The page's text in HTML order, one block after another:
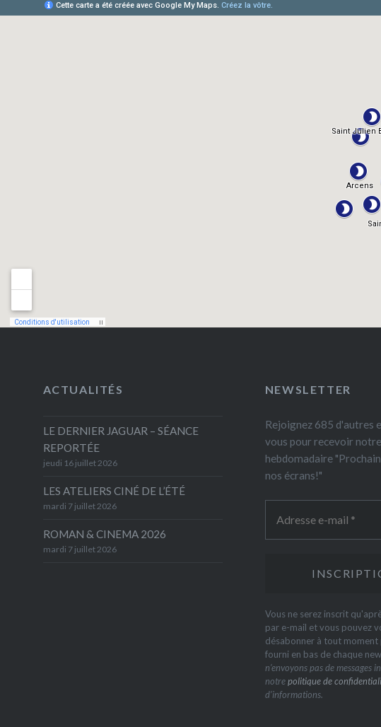
ACTUALITÉS
LE DERNIER JAGUAR – SÉANCE
REPORTÉE
jeudi 16 juillet 2026
LES ATELIERS CINÉ DE L’ÉTÉ
mardi 7 juillet 2026
ROMAN & CINEMA 2026
mardi 7 juillet 2026
NEWSLETTER
Rejoignez 685 d'autres
vous pour recevoir notre
hebdomadaire
nos écrans!"
Vous ne serez inscrit
par e-mail et vous pouvez
désabonner à tout moment
fourni en bas de chaque
n’envoyons pas de messages
notrepolitique de
d’informations.